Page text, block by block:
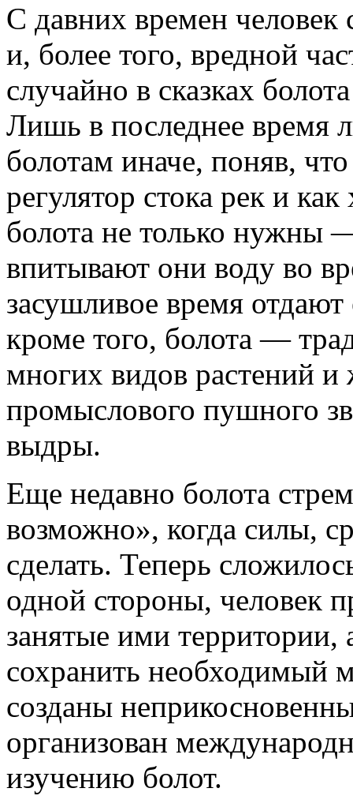
С давних времен человек
и, более того, вредной
случайно в сказках
Лишь в последнее время
болотам иначе, поняв,
регулятор стока рек и
болота не только нужны
впитывают они воду во
засушливое время
кроме того, болота —
многих видов растений
промыслового пушного
выдры.
Еще недавно болота
возможно», когда силы,
сделать. Теперь
одной стороны, человек
занятые ими территории,
сохранить необходимый
созданы
организован
изучению болот.